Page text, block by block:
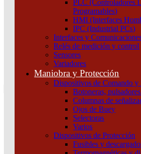
PLC (Controladores
Programables)
HMI (Interfaces
IPC (Industrial PCs)
Interfaces y
Relés de medición y control
Sensores
Variadores
Maniobra y Protección
Dispositivos de Comando y
Botoneras,
Columnas de
Ojos de Buey
Selectoras
Varios
Dispositivos de Protección
Fusibles y
Atención por WhatsApp
Tu pedido
¿Que estas buscando hoy?